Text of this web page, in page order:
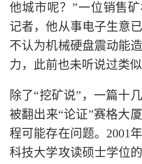
他城市呢？”一位销售
记者，他从事电子生意已
不认为机械硬盘震动能
力，此前也未听说过类似
除了“挖矿说”，一篇十
被翻出来“论证”赛格大
程可能存在问题。2001
科技大学攻读硕士学位